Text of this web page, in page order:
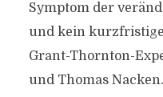
Symptom der
und kein
Grant-Thornton-
und Thomas